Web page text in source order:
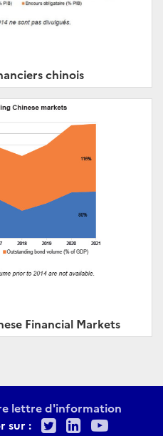
chinois
Financial Markets
lettre d'information
sur :
TwitterLinkedIn